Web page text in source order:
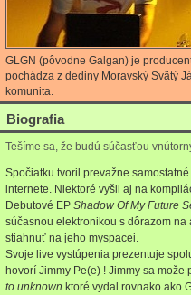
GLGN (pôvodne Galgan) je
pochádza z dediny Moravský Svätý
komunita.
Biografia
Tešíme sa, že budú súčasťou
Spočiatku tvoril prevažne
internete. Niektoré vyšli aj na
Debutové EP Shadow Of My Future
súčasnou elektronikou s dôrazom na
stiahnuť na jeho myspacei.
Svoje live vystúpenia prezentuje
hovorí Jimmy Pe(e) ! Jimmy sa
to unknown ktoré vydal rovnako ako